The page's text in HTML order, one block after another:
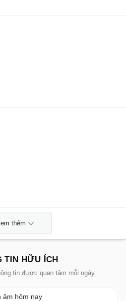
thêm
TIN HỮU ÍCH
tin được quan tâm mỗi ngày
âm hôm nay